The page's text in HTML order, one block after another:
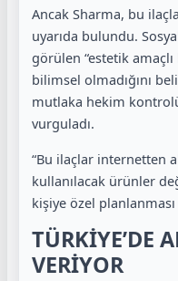
Ancak Sharma, bu
uyarıda bulundu.
görülen “estetik amaçlı
bilimsel olmadığını
mutlaka hekim
vurguladı.
“Bu ilaçlar internetten
kullanılacak ürünler
kişiye özel
TÜRKİYE’DE
VERİYOR